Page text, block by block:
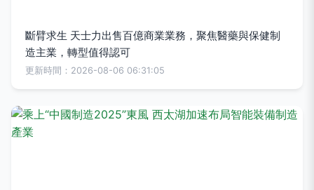
斷臂求生 天士力出售百億商業業務，聚焦醫藥與保健制
造主業，轉型值得認可
更新時間：2026-08-06 06:31:05